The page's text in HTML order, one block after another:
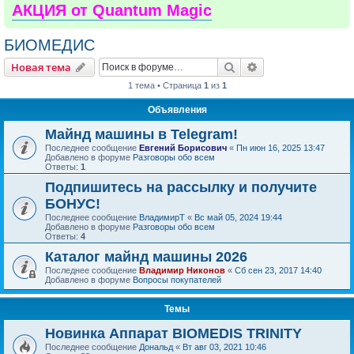
АКЦИЯ от Quantum Magic
БИОМЕДИС
Новая тема Поиск
1 тема • Страница 1 из 1
Объявления
Майнд машины в Telegram!
Последнее сообщение Евгений Борисович « Пн июн 16, 2025 13:47
Добавлено в форуме Разговоры обо всем
Ответы: 1
Подпишитесь на рассылку и получите
БОНУС!
Последнее сообщение ВладимирТ « Вс май 05, 2024 19:44
Добавлено в форуме Разговоры обо всем
Ответы: 4
Каталог майнд машины 2026
Последнее сообщение Владимир Никонов « Сб сен 23, 2017 14:40
Добавлено в форуме Вопросы покупателей
Темы
Новинка Аппарат BIOMEDIS TRINITY
Последнее сообщение Дональд « Вт авг 03, 2021 10:46